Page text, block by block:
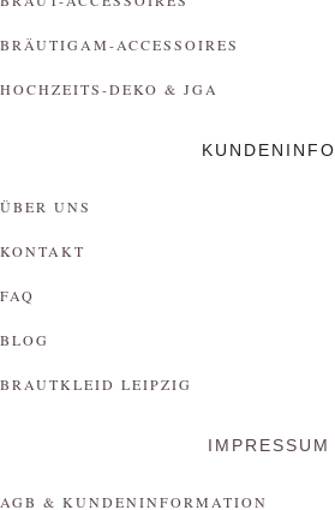
BRÄUTIGAM-ACCESSOIRES
HOCHZEITS-DEKO & JGA
KUNDENINFO
ÜBER UNS
KONTAKT
FAQ
BLOG
BRAUTKLEID LEIPZIG
IMPRESSUM
AGB & KUNDENINFORMATION